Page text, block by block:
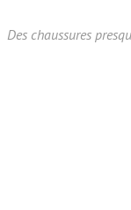
Des chaussures